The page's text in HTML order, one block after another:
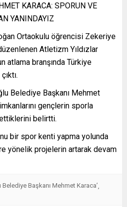
KARACA: SPORUN VE
YANINDAYIZ
Ortaokulu öğrencisi Zekeriye
Atletizm Yıldızlar
atlama branşında Türkiye
Belediye Başkanı Mehmet
gençlerin sporla
belirtti.
bir spor kenti yapma yolunda
yönelik projelerin artarak devam
Belediye Başkanı Mehmet Karaca’